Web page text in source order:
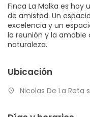
Finca La Malka es
de amistad. Un
excelencia y un
la reunión y la
naturaleza.
Ubicación
Nicolas De La Reta